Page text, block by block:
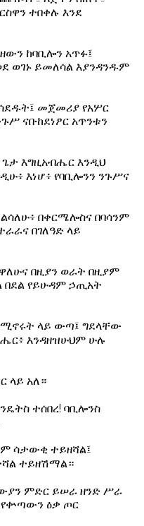
ተበቀሉ እንደ
ከባቢሎን አጥፉ፤
ወገኑ ይመለሳል እያንዳንዱም
መጀመሪያ የአሦር
ናቡከደነፆር አጥንቱን
ጌታ እግዚአብሔር እንዲህ
እነሆ፥ የባቢሎንን ንጉሥና
በቀርሜሎስና በባሳንም
በገለዓድ ላይ
በዚያን ወራት በዚያም
በደል የይሁዳም ኃጢአት
ላይ ውጣ፤ ግደላቸው
እንዳዘዝሁህም ሁሉ
ላይ አለ።
ተሰበረ! ባቢሎንስ
ሳታውቂ ተይዘሻል፤
ተይዘሽማል።
ምድር ይሠራ ዘንድ ሥራ
የቍጣውን ዕቃ ጦር